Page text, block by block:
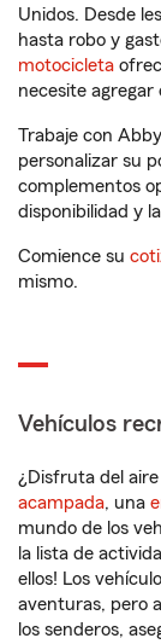
Unidos. Desde
hasta robo y
motocicleta
necesite agregar
Trabaje con
personalizar su
complementos
disponibilidad y
Comience su
mismo.
Vehículos
¿Disfruta del
acampada, una
mundo de los
la lista de
ellos! Los
aventuras, pero
los senderos,